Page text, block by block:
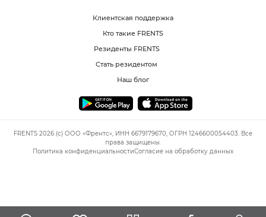
Клиентская поддержка
Кто такие FRENTS
Резиденты FRENTS
Стать резидентом
Наш блог
FRENTS 2026 (c) ООО «Френтс», ИНН 6679179670, ОГРН 1246600054403. Все
права защищены.
Политика конфиденциальностиСогласие на обработку данных